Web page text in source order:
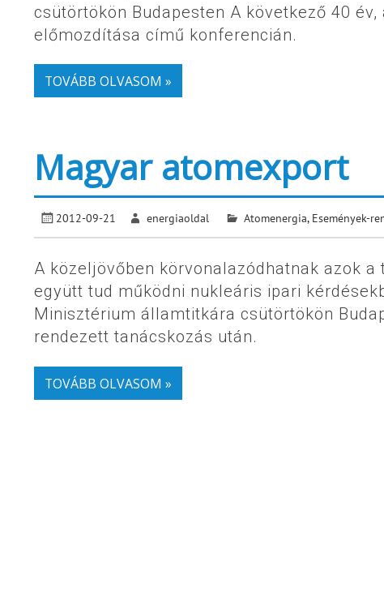
csütörtökön Budapesten A következő 40
előmozdítása című konferencián.
TOVÁBB OLVASOM »
Magyar atomexport
2012-09-21 energiaoldal Atomenergia, Események-
A közeljövőben körvonalazódhatnak azok
együtt tud működni nukleáris ipari
Minisztérium államtitkára csütörtökön
rendezett tanácskozás után.
TOVÁBB OLVASOM »